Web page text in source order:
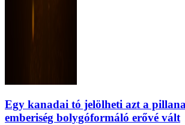
Egy kanadai tó jelölheti azt a
emberiség bolygóformáló erővé vált